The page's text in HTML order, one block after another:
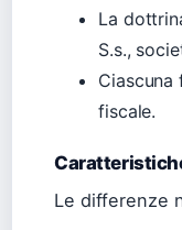
La
S.s.,
fiscale.
Le differenze